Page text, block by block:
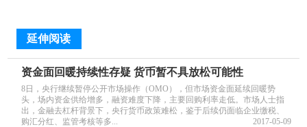
延伸阅读
资金面回暖持续性存疑 货币暂不具放松可能性
8日，央行继续暂停公开市场操作（OMO），但市场资金面延续回暖势
头，场内资金供给增多，融资难度下降，主要回购利率走低。市场人士指
出，金融去杠杆背景下，央行货币政策难松，鉴于后续仍面临企业缴税、
购汇分红、监管考核等多...
2017-05-09